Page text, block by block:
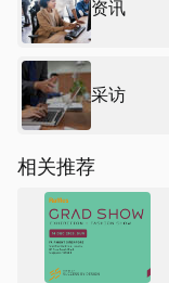
资讯
采访
相关推荐